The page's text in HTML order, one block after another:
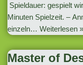
Spieldauer: gespielt
Minuten Spielzeit. –
einzeln… Weiterlesen »
Master of